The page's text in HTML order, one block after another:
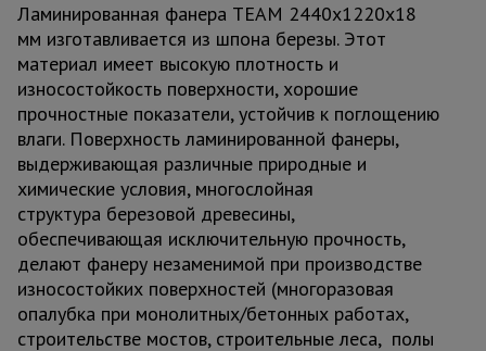
Ламинированная фанера TEAM 2440х1220х18
мм изготавливается из шпона березы. Этот
материал имеет высокую плотность и
износостойкость поверхности, хорошие
прочностные показатели, устойчив к поглощению
влаги. Поверхность ламинированной фанеры,
выдерживающая различные природные и
химические условия, многослойная
структура березовой древесины,
обеспечивающая исключительную прочность,
делают фанеру незаменимой при производстве
износостойких поверхностей (многоразовая
опалубка при монолитных/бетонных работах,
строительстве мостов, строительные леса, полы